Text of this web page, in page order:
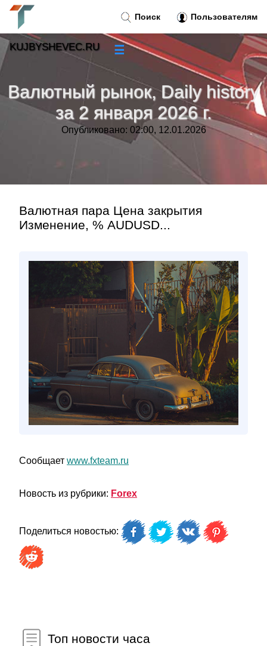
Валютный рынок, Daily history
за 2 января 2026 г.
Опубликовано: 02:00, 12.01.2026
Валютная пара Цена закрытия
Изменение, % AUDUSD...
Сообщает www.fxteam.ru
Новость из рубрики: Forex
Поделиться новостью:
Топ новости часа
Поиск Пользователям
KUJBYSHEVEC.RU ☰
»
Тренды новостей »
»
Контакт»